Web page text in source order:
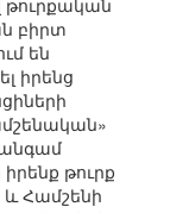
թուրքական
բիրտ
են
իրենց
անգամ
թուրք
և Համշենի